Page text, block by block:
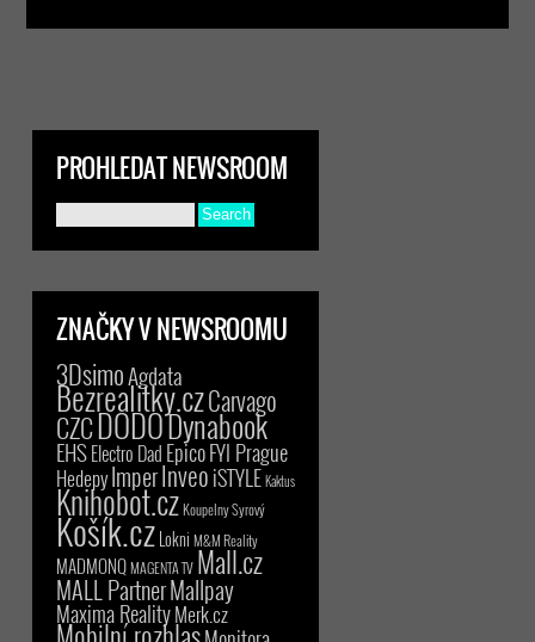
PROHLEDAT NEWSROOM
ZNAČKY V NEWSROOMU
3DsimoAgdata
Bezrealitky.czCarvago
CZCDODODynabook
EHSElectro Dad EpicoFYI Prague
HedepyImperInveoiSTYLE Kaktus
Knihobot.czKoupelny Syrový
Košík.czLokni M&M Reality
MADMONQMAGENTA TV Mall.cz
MALL PartnerMallpay
Maxima RealityMerk.cz